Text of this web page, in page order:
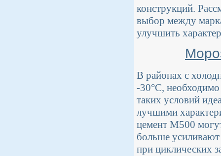
конструкций.
выбор между
улучшить
В районах с
-30°C,
таких условий
лучшими
цемент М500
больше усиливают
при циклических